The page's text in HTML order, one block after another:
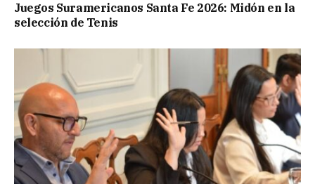
Juegos Suramericanos Santa Fe 2026: Midón en la
selección de Tenis